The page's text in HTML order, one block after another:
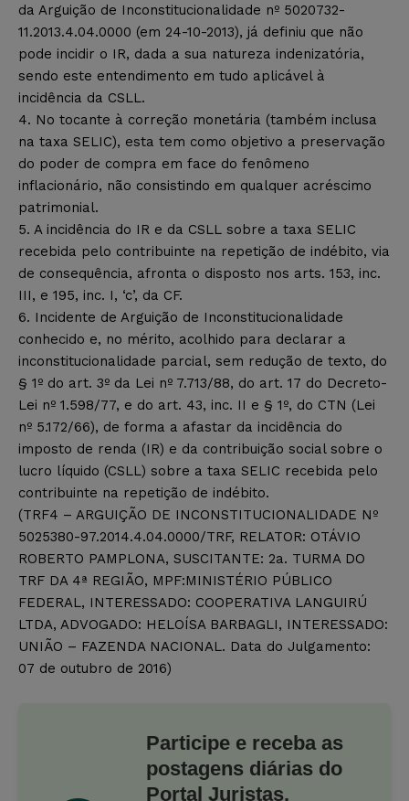
da Arguição de Inconstitucionalidade nº 5020732-
11.2013.4.04.0000 (em 24-10-2013), já definiu que não
pode incidir o IR, dada a sua natureza indenizatória,
sendo este entendimento em tudo aplicável à
incidência da CSLL.
4. No tocante à correção monetária (também inclusa
na taxa SELIC), esta tem como objetivo a preservação
do poder de compra em face do fenômeno
inflacionário, não consistindo em qualquer acréscimo
patrimonial.
5. A incidência do IR e da CSLL sobre a taxa SELIC
recebida pelo contribuinte na repetição de indébito, via
de consequência, afronta o disposto nos arts. 153, inc.
III, e 195, inc. I, ‘c’, da CF.
6. Incidente de Arguição de Inconstitucionalidade
conhecido e, no mérito, acolhido para declarar a
inconstitucionalidade parcial, sem redução de texto, do
§ 1º do art. 3º da Lei nº 7.713/88, do art. 17 do Decreto-
Lei nº 1.598/77, e do art. 43, inc. II e § 1º, do CTN (Lei
nº 5.172/66), de forma a afastar da incidência do
imposto de renda (IR) e da contribuição social sobre o
lucro líquido (CSLL) sobre a taxa SELIC recebida pelo
contribuinte na repetição de indébito.
(TRF4 – ARGUIÇÃO DE INCONSTITUCIONALIDADE Nº
5025380-97.2014.4.04.0000/TRF, RELATOR: OTÁVIO
ROBERTO PAMPLONA, SUSCITANTE: 2a. TURMA DO
TRF DA 4ª REGIÃO, MPF:MINISTÉRIO PÚBLICO
FEDERAL, INTERESSADO: COOPERATIVA LANGUIRÚ
LTDA, ADVOGADO: HELOÍSA BARBAGLI, INTERESSADO:
UNIÃO – FAZENDA NACIONAL. Data do Julgamento:
07 de outubro de 2016)
Participe e receba as
postagens diárias do
Portal Juristas.